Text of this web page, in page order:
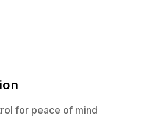
for peace of mind